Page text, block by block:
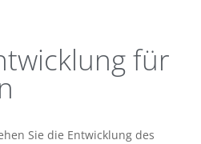
für
Sie die Entwicklung des